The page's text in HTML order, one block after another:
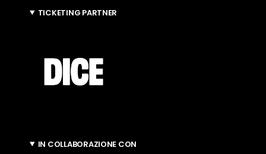
TICKETING PARTNER
IN COLLABORAZIONE CON